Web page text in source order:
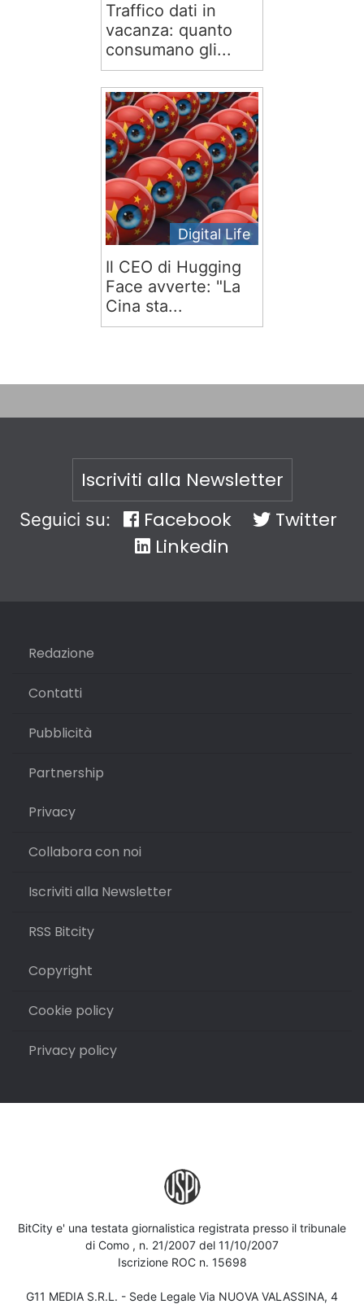
Traffico dati in
vacanza: quanto
consumano gli...
Digital Life
Il CEO di Hugging
Face avverte: "La
Cina sta...
Iscriviti alla Newsletter
Seguici su: Facebook
Twitter
Linkedin
Redazione
Contatti
Pubblicità
Partnership
Privacy
Collabora con noi
Iscriviti alla Newsletter
RSS Bitcity
Copyright
Cookie policy
Privacy policy
BitCity e' una testata giornalistica registrata presso il tribunale
di Como , n. 21/2007 del 11/10/2007
Iscrizione ROC n. 15698
G11 MEDIA S.R.L. - Sede Legale Via NUOVA VALASSINA, 4